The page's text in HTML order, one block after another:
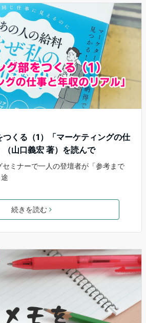
くる（1）「マーケティングの仕
山口義宏 著）を読んで
ミナーで一人の登壇者が「参考まで
続きを読む